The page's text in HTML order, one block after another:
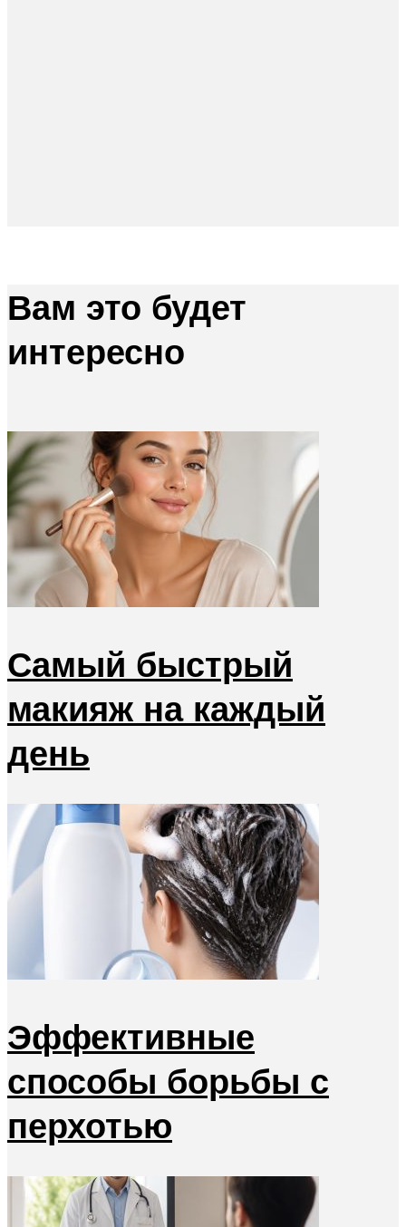
Вам это будет
интересно
Самый быстрый
макияж на каждый
день
Эффективные
способы борьбы с
перхотью